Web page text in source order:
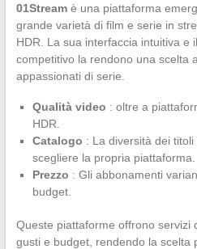
01Streamè una piattaforma
grande varietà di film e serie in
HDR. La sua interfaccia intuitiva e
competitivo la rendono una scelta
appassionati di serie.
Qualità video : oltre a
HDR.
Catalogo : La diversità dei
scegliere la propria piattaforma.
Prezzo : Gli abbonamenti
budget.
Queste piattaforme offrono servizi
gusti e budget, rendendo la scelta